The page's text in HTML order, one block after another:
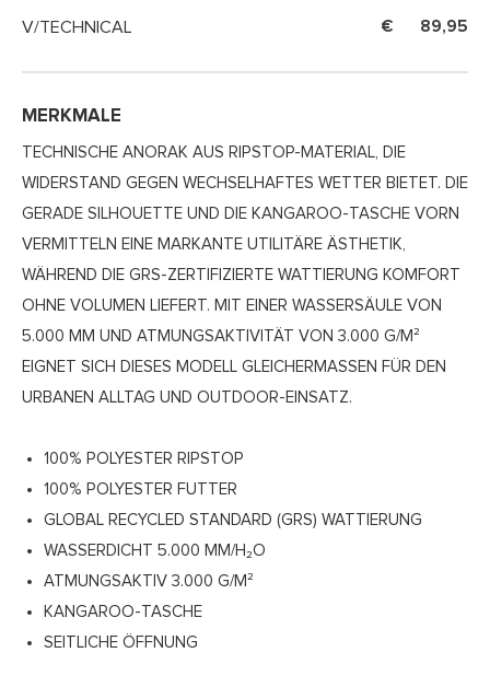
V/TECHNICAL 89,95
MERKMALE
TECHNISCHE ANORAK AUS RIPSTOP-MATERIAL, DIE
WIDERSTAND GEGEN WECHSELHAFTES WETTER BIETET. DIE
GERADE SILHOUETTE UND DIE KANGAROO-TASCHE VORN
VERMITTELN EINE MARKANTE UTILITÄRE ÄSTHETIK,
WÄHREND DIE GRS-ZERTIFIZIERTE WATTIERUNG KOMFORT
OHNE VOLUMEN LIEFERT. MIT EINER WASSERSÄULE VON
5.000 MM UND ATMUNGSAKTIVITÄT VON 3.000 G/M²
EIGNET SICH DIESES MODELL GLEICHERMASSEN FÜR DEN U
RBANEN ALLTAG UND OUTDOOR-EINSATZ.
100% POLYESTER RIPSTOP
100% POLYESTER FUTTER
GLOBAL RECYCLED STANDARD (GRS) WATTIERUNG
WASSERDICHT 5.000 MM/H₂O
ATMUNGSAKTIV 3.000 G/M²
KANGAROO-TASCHE
SEITLICHE ÖFFNUNG